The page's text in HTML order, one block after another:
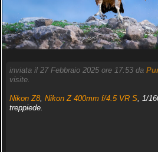
inviata il 27 Febbraio 2025 ore 17:53 da
visite.
Nikon Z8, Nikon Z 400mm f/4.5 VR S, 1/
treppiede.